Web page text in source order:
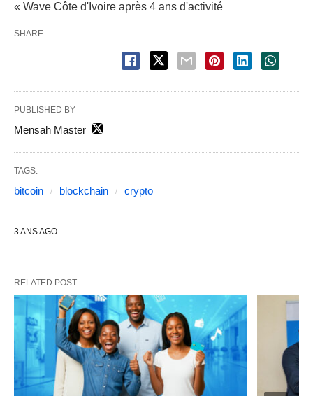
« Wave Côte d'Ivoire après 4 ans d'activité
SHARE
PUBLISHED BY
Mensah Master
TAGS:
bitcoin blockchain crypto
3 ANS AGO
RELATED POST